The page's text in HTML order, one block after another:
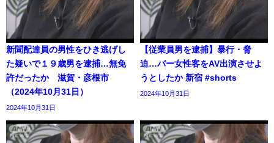
新聞配達員の男性をひき逃げし
た疑いで１９歳男を逮捕…無免
許だったか 滋賀・彦根市
（2024年10月31日）
2024年10月31日
【従業員男を逮捕】暴行・脅
迫…バー女性客をAV出演させよ
うとしたか 新宿 #shorts
2024年10月31日